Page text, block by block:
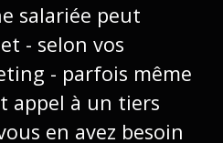
salariée peut
- selon vos
- parfois même
appel à un tiers
en avez besoin